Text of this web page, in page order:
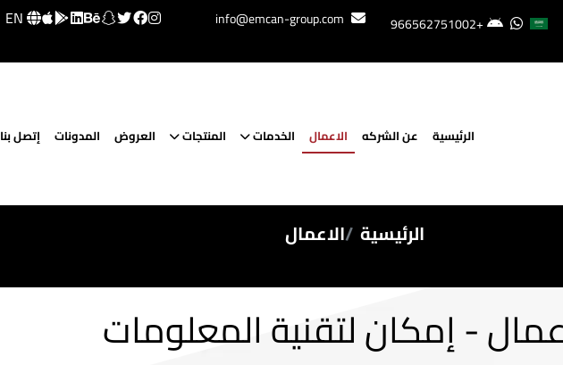
+966562751002
info@emcan-group.com
الرئيسية عن الشركه الاعمال الخدمات المنتجات العروض المدونات إتصل بنا
الرئيسية الاعمال
- إمكان لتقنية المعلومات